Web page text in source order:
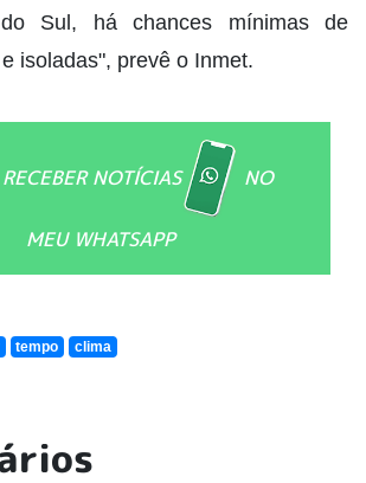
Sul, há chances mínimas de
isoladas", prevê o Inmet.
NOTÍCIAS NO
MEU WHATSAPP
tempo clima